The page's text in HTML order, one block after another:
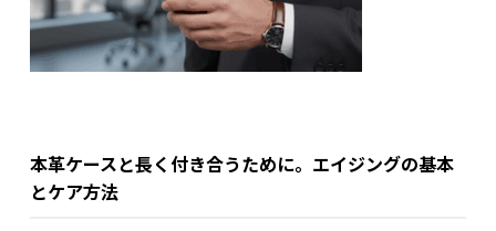
本革ケースと長く付き合うために。エイジングの基本
とケア方法